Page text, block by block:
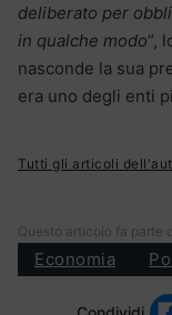
deliberato per
in qualche modo“,
nasconde la sua
era uno degli enti
Tutti gli articoli
Questo articolo fa parte
Economia